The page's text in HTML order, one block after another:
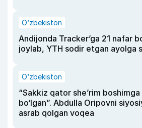
O‘zbekiston
Andijonda Tracker’ga 21 nafar
joylab, YTH sodir etgan ayolga
O‘zbekiston
“Sakkiz qator she’rim
bo‘lgan”. Abdulla Oripovni
asrab qolgan voqea